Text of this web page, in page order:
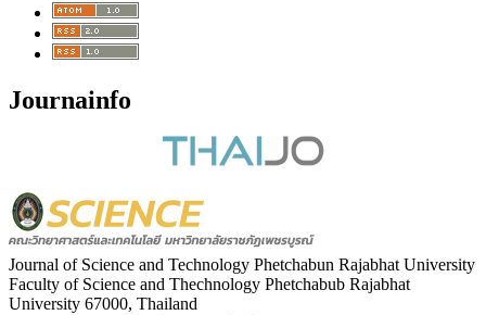
Journainfo
Journal of Science and Technology Phetchabun Rajabhat University
Faculty of Science and Thechnology Phetchabub Rajabhat
University 67000, Thailand